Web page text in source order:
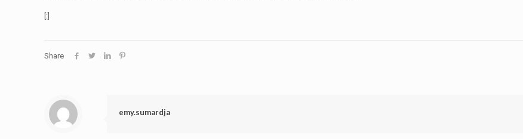
[:]
Share
emy.sumardja